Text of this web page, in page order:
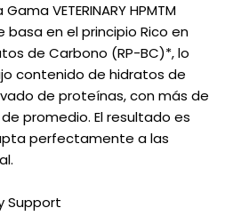
VETERINARY HPMTM
basa en el principio Rico en
de Carbono (RP-BC)*, lo
contenido de hidratos de
de proteínas, con más de
promedio. El resultado es
perfectamente a las
Support